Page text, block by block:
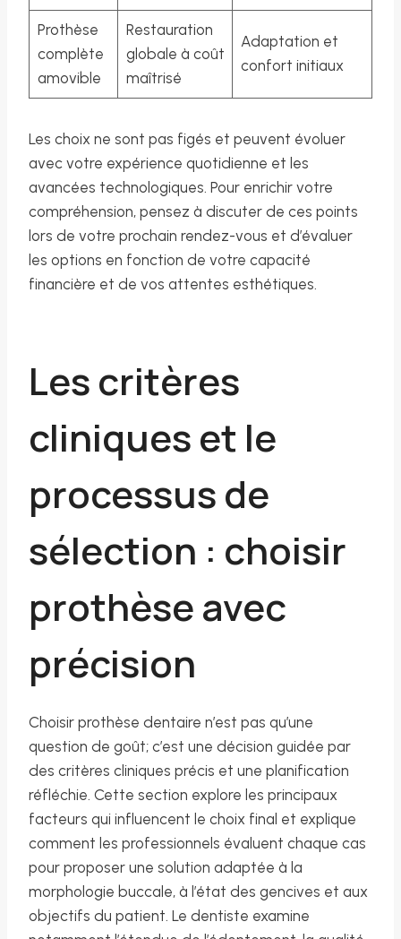
Prothèse
complète
amovible
Restauration
globale à coût
maîtrisé
Adaptation et
confort initiaux
Les choix ne sont pas figés et peuvent évoluer
avec votre expérience quotidienne et les
avancées technologiques. Pour enrichir votre
compréhension, pensez à discuter de ces points
lors de votre prochain rendez-vous et d’évaluer
les options en fonction de votre capacité
financière et de vos attentes esthétiques.
Les critères
cliniques et le
processus de
sélection : choisir
prothèse avec
précision
Choisir prothèse dentaire n’est pas qu’une
question de goût; c’est une décision guidée par
des critères cliniques précis et une planification
réfléchie. Cette section explore les principaux
facteurs qui influencent le choix final et explique
comment les professionnels évaluent chaque cas
pour proposer une solution adaptée à la
morphologie buccale, à l’état des gencives et aux
objectifs du patient. Le dentiste examine